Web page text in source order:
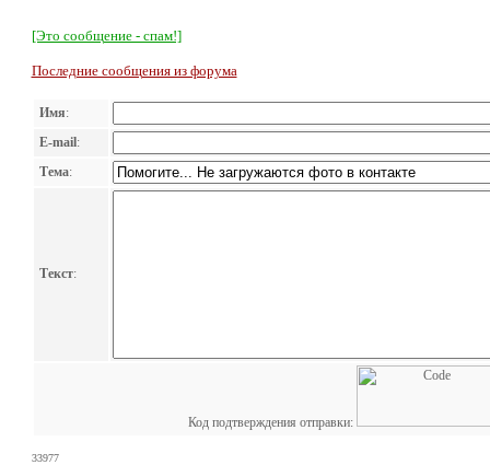
[Это сообщение - спам!]
Последние сообщения из форума
Имя:
E-mail:
Тема:
Текст:
Код подтверждения отправки:
33977